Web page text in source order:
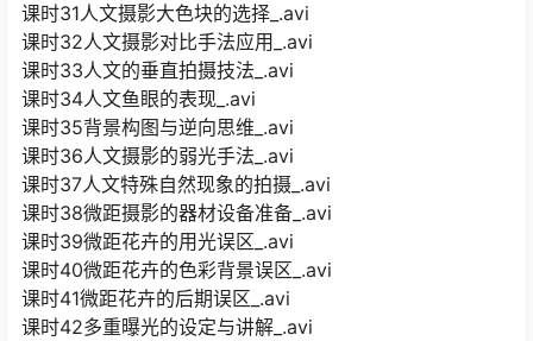
课时31人文摄影大色块的选择_.avi
课时32人文摄影对比手法应用_.avi
课时33人文的垂直拍摄技法_.avi
课时34人文鱼眼的表现_.avi
课时35背景构图与逆向思维_.avi
课时36人文摄影的弱光手法_.avi
课时37人文特殊自然现象的拍摄_.avi
课时38微距摄影的器材设备准备_.avi
课时39微距花卉的用光误区_.avi
课时40微距花卉的色彩背景误区_.avi
课时41微距花卉的后期误区_.avi
课时42多重曝光的设定与讲解_.avi